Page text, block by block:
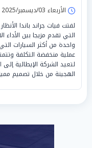
الأربعاء 03/ديسمبر/2025 - 06:54 م
لفتت فيات جراند باندا
التي تقدم مزيجا بين الأداء
واحدة من أكثر السيارات
عملية منخفضة التكلفة
لتعيد الشركة الإيطالية
الهجينة من خلال تصميم